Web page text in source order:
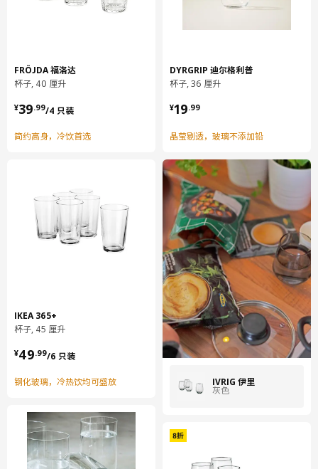
FRÖJDA 福洛达
杯子, 40 厘升
¥39.99/4 只装
¥ 39.99/4 只装
简约高身，冷饮首选
IKEA 365+
杯子, 45 厘升
¥49.99/6 只装
¥ 49.99/6 只装
钢化玻璃，冷热饮均可盛放
DYRGRIP 迪尔格利普
杯子, 36 厘升
¥19.99
¥ 19.99
晶莹剔透，玻璃不添加铅
IVRIG 伊里
灰色